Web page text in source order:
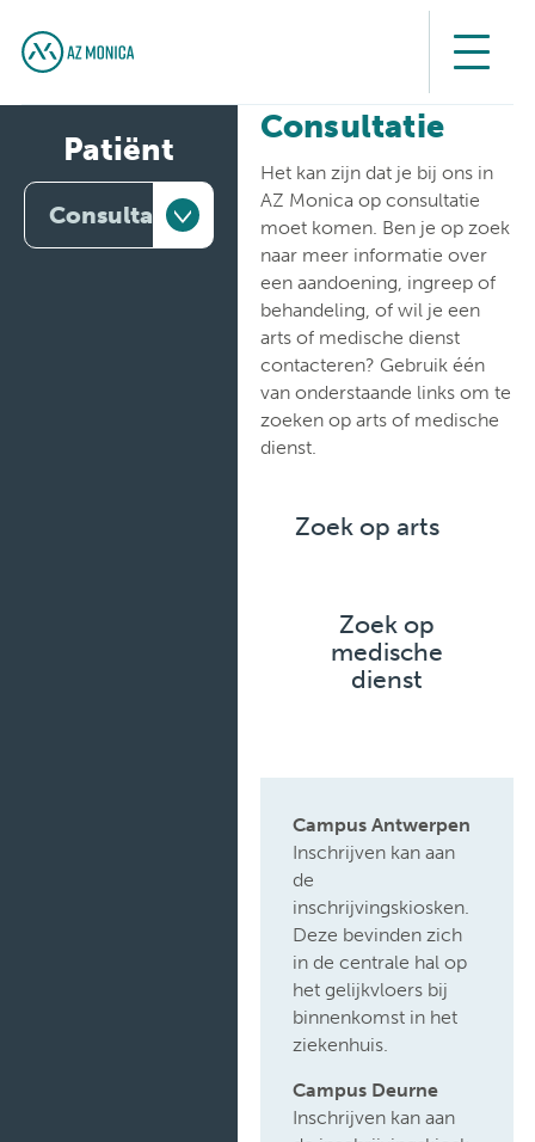
Patiënt
Consultatie
Patiëntenbegeleiding
Consultatie
Het kan zijn dat je bij ons in
AZ Monica op consultatie
moet komen. Ben je op zoek
naar meer informatie over
een aandoening, ingreep of
behandeling, of wil je een
arts of medische dienst
contacteren? Gebruik één
van onderstaande links om te
zoeken op arts of medische
dienst.
Zoek op arts
Zoek op
medische
dienst
Campus Antwerpen
Inschrijven kan aan
de
inschrijvingskiosken.
Deze bevinden zich
in de centrale hal op
het gelijkvloers bij
binnenkomst in het
ziekenhuis.
Campus Deurne
Inschrijven kan aan